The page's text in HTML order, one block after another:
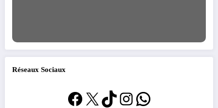
Réseaux Sociaux
Facebook
X TikTok
Instagram
WhatsApp